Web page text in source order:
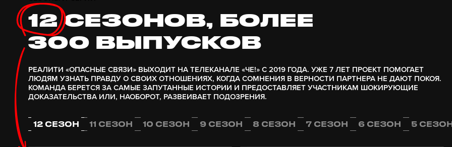
12СЕЗОНОВ, БОЛЕЕ
300 ВЫПУСКОВ
РЕАЛИТИ «ОПАСНЫЕ СВЯЗИ» ВЫХОДИТ НА ТЕЛЕКАНАЛЕ «ЧЕ!» С 2019 ГОДА. УЖЕ 7 ЛЕТ ПРОЕКТ ПОМОГАЕТ
ЛЮДЯМ УЗНАТЬ ПРАВДУ О СВОИХ ОТНОШЕНИЯХ, КОГДА СОМНЕНИЯ В ВЕРНОСТИ ПАРТНЕРА НЕ ДАЮТ ПОКОЯ.
КОМАНДА БЕРЕТСЯ ЗА САМЫЕ ЗАПУТАННЫЕ ИСТОРИИ И ПРЕДОСТАВЛЯЕТ УЧАСТНИКАМ ШОКИРУЮЩИЕ
ДОКАЗАТЕЛЬСТВА ИЛИ, НАОБОРОТ, РАЗВЕИВАЕТ ПОДОЗРЕНИЯ.
12 СЕЗОН 11 СЕЗОН 10 СЕЗОН 9 СЕЗОН 8 СЕЗОН 7 СЕЗОН 6 СЕЗОН 5